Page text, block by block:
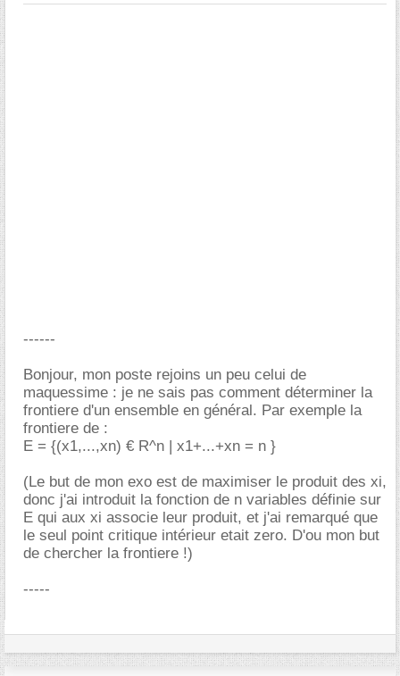
------
Bonjour, mon poste rejoins un peu celui de
maquessime : je ne sais pas comment déterminer la
frontiere d'un ensemble en général. Par exemple la
frontiere de :
E = {(x1,...,xn) € R^n | x1+...+xn = n }
(Le but de mon exo est de maximiser le produit des xi,
donc j'ai introduit la fonction de n variables définie sur
E qui aux xi associe leur produit, et j'ai remarqué que
le seul point critique intérieur etait zero. D'ou mon but
de chercher la frontiere !)
-----